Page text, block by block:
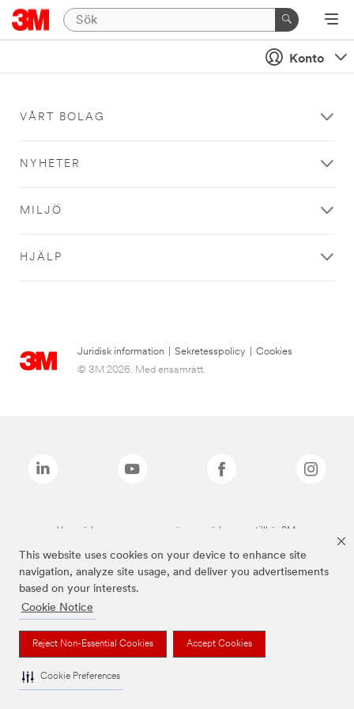
This website uses cookies on your device to enhance site
navigation, analyze site usage, and deliver you advertisements
based on your interests.
Cookie Notice
Reject Non-Essential Cookies Accept Cookies
Cookie Preferences
Konto
VÅRT BOLAG
NYHETER
MILJÖ
HJÄLP
Juridisk information Sekretesspolicy
Cookies
© 3M 2026. Med ensamrätt.
Varumärken som anges ovan är varumärken som tillhör 3M.